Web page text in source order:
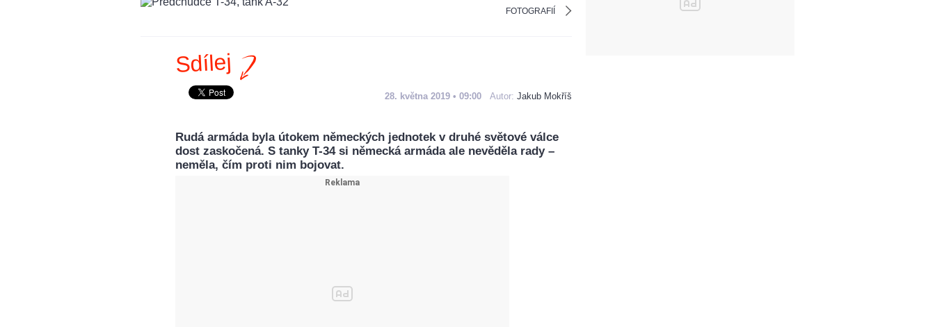
FOTOGRAFIÍ
Sdílej
28. května 2019 • 09:00 Autor: Jakub Mokříš
Rudá armáda byla útokem německých jednotek v druhé světové válce
dost zaskočená. S tanky T-34 si německá armáda ale nevěděla rady –
neměla, čím proti nim bojovat.